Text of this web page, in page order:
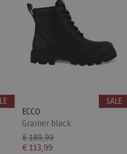
ECCO
Grainer black
€ 189,99
€ 113,99
SALE